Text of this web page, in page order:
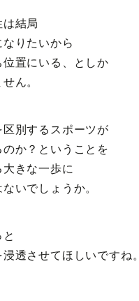
は結局
りたいから
位置にいる、としか
ん。
区別するスポーツが
か？ということを
きな一歩に
いでしょうか。
透させてほしいですね。